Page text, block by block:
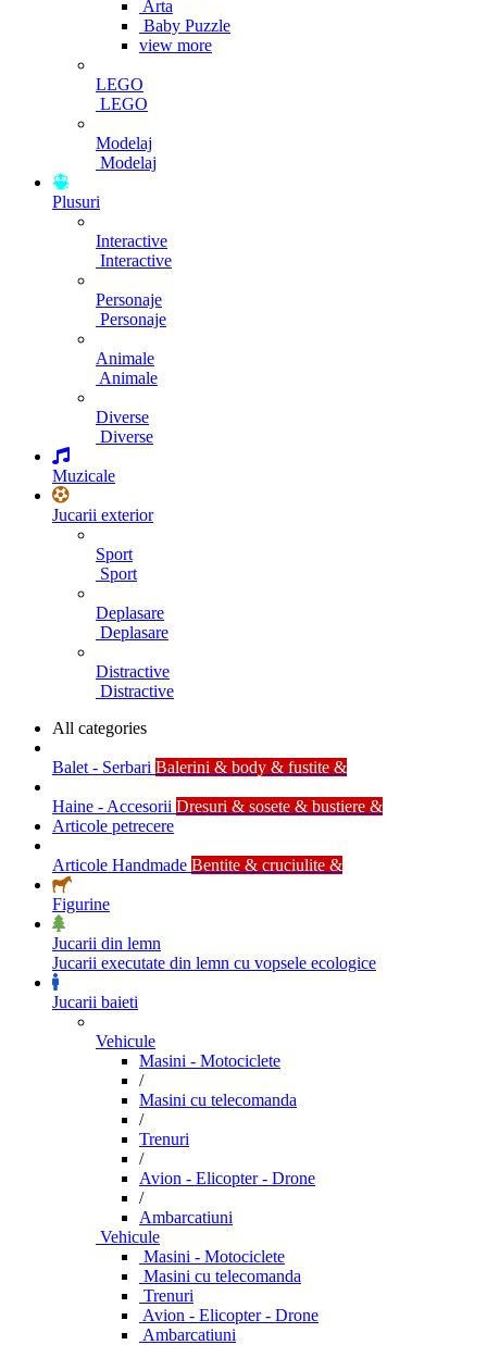
Arta
Baby Puzzle
view more
LEGO
LEGO
Modelaj
Modelaj
Plusuri
Interactive
Interactive
Personaje
Personaje
Animale
Animale
Diverse
Diverse
Muzicale
Jucarii exterior
Sport
Sport
Deplasare
Deplasare
Distractive
Distractive
All categories
Balet - Serbari Balerini & body & fustite &
Haine - Accesorii Dresuri & sosete & bustiere &
Articole petrecere
Articole Handmade Bentite & cruciulite &
Figurine
Jucarii din lemn
Jucarii executate din lemn cu vopsele ecologice
Jucarii baieti
Vehicule
Masini - Motociclete
/
Masini cu telecomanda
/
Trenuri
/
Avion - Elicopter - Drone
/
Ambarcatiuni
Vehicule
Masini - Motociclete
Masini cu telecomanda
Trenuri
Avion - Elicopter - Drone
Ambarcatiuni